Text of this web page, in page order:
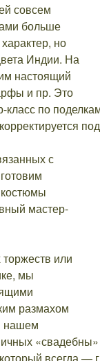
совсем
больше
но
Индии. На
настоящий
и пр. Это
по
с
мастер-
или
мы
размахом
нашем
всегда —